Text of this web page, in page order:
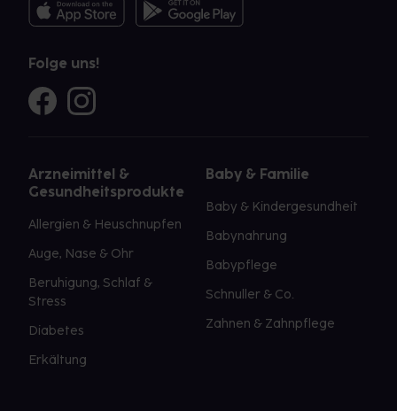
Folge uns!
Arzneimittel &
Gesundheitsprodukte
Allergien & Heuschnupfen
Auge, Nase & Ohr
Beruhigung, Schlaf &
Stress
Diabetes
Erkältung
Baby & Familie
Baby & Kindergesundheit
Babynahrung
Babypflege
Schnuller & Co.
Zahnen & Zahnpflege